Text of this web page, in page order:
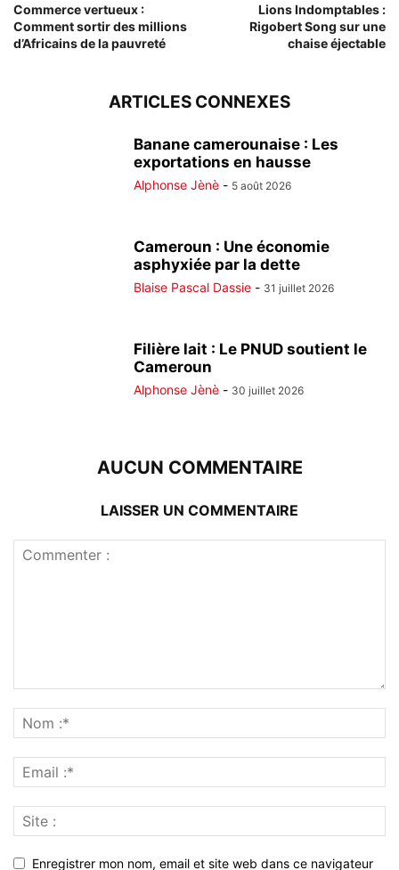
Commerce vertueux :
Comment sortir des millions
d’Africains de la pauvreté
Lions Indomptables :
Rigobert Song sur une
chaise éjectable
ARTICLES CONNEXES
Banane camerounaise : Les
exportations en hausse
Alphonse Jènè - 5 août 2026
Cameroun : Une économie
asphyxiée par la dette
Blaise Pascal Dassie - 31 juillet 2026
Filière lait : Le PNUD soutient le
Cameroun
Alphonse Jènè - 30 juillet 2026
AUCUN COMMENTAIRE
LAISSER UN COMMENTAIRE
Enregistrer mon nom, email et site web dans ce navigateur